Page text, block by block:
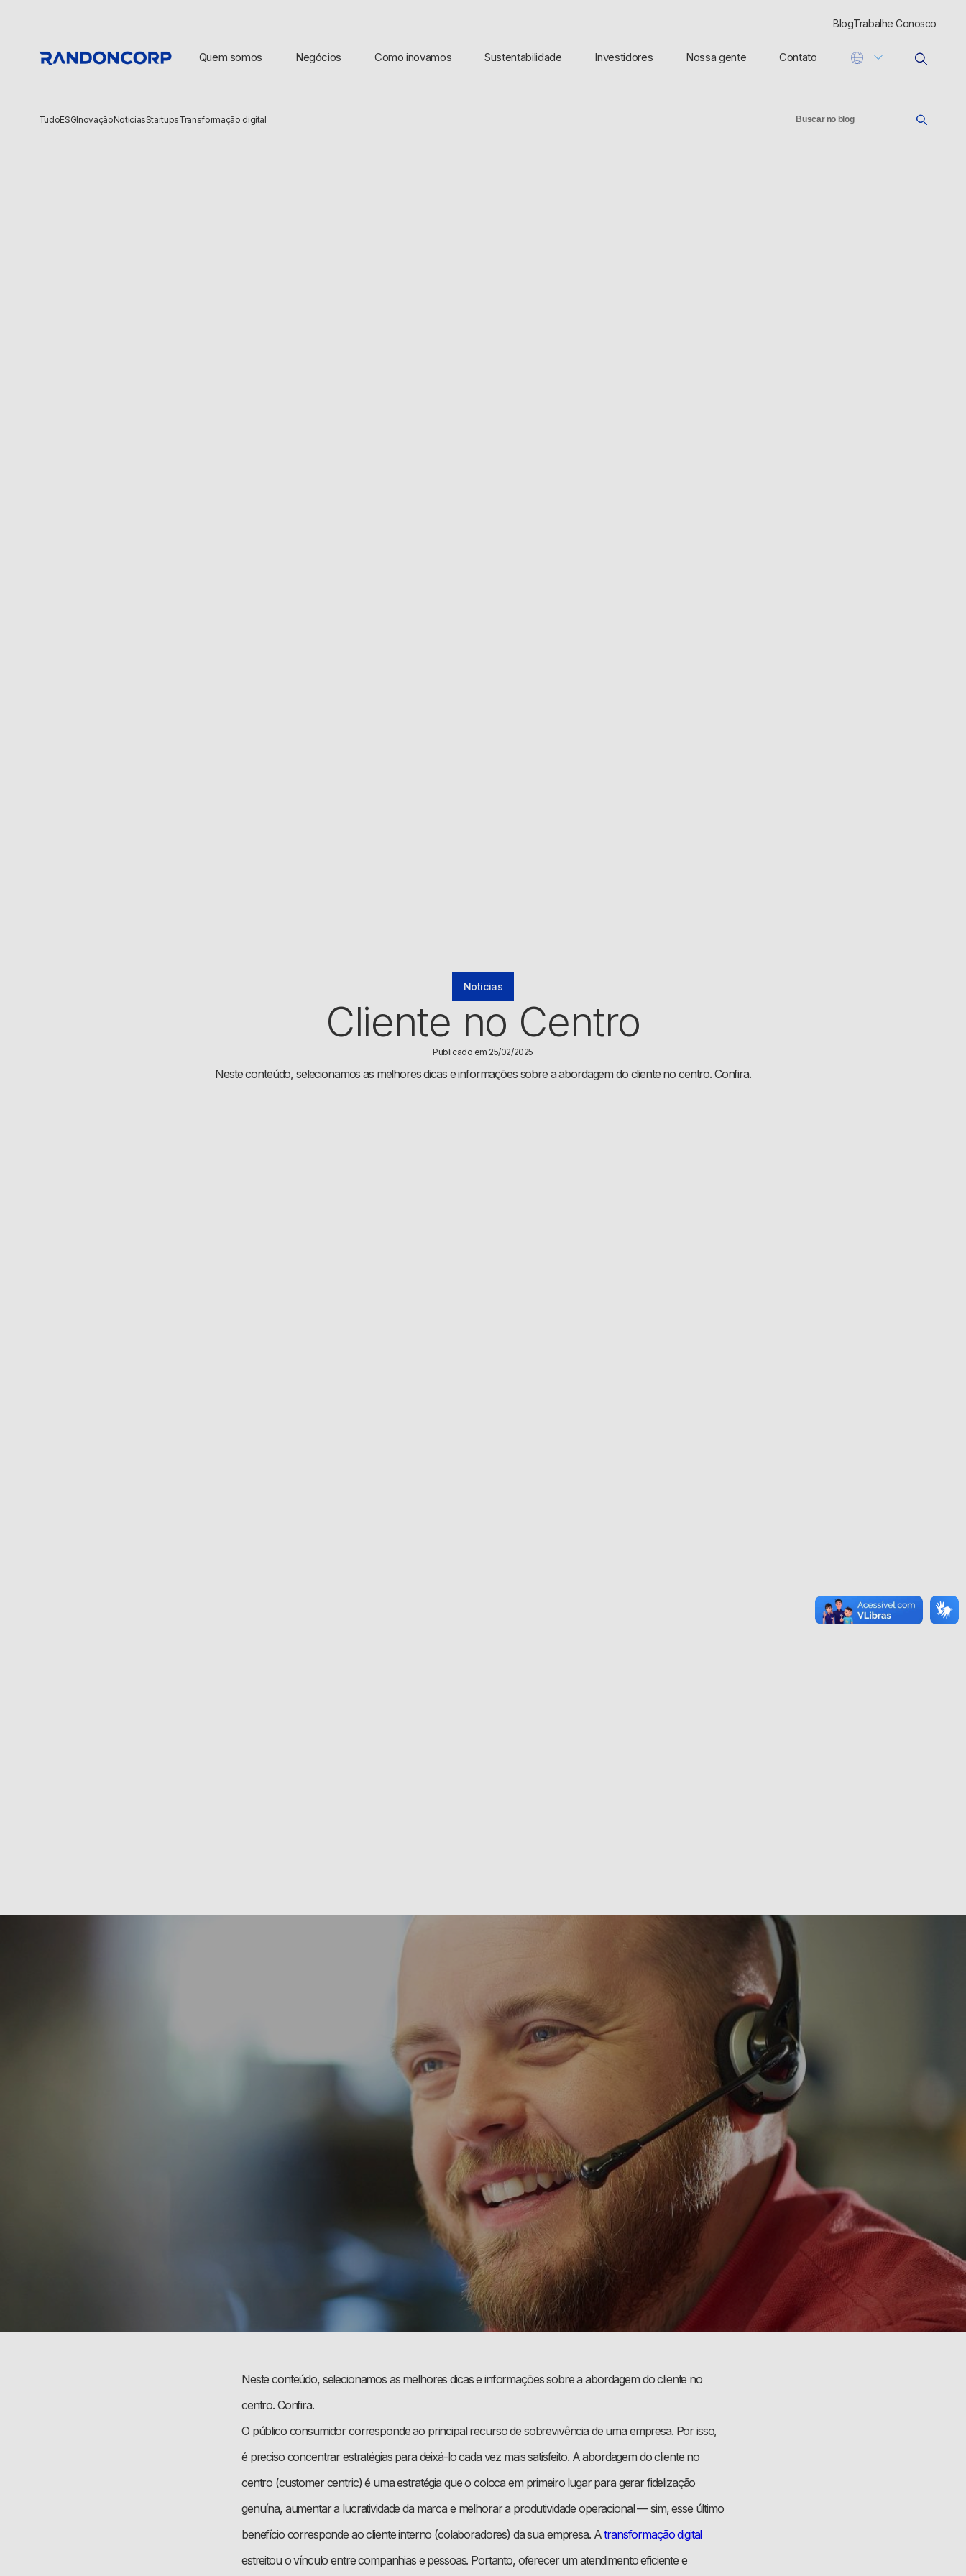
BlogTrabalhe Conosco
Quem somos Negócios Como inovamos Sustentabilidade Investidores Nossa gente Contato
TudoESGInovaçãoNoticiasStartupsTransformação digital
Noticias
Cliente no Centro
Publicado em 25/02/2025
Neste conteúdo, selecionamos as melhores dicas e informações sobre a abordagem do cliente no centro. Confira.
Neste conteúdo, selecionamos as melhores dicas e informações sobre a abordagem do cliente no
centro. Confira.
O público consumidor corresponde ao principal recurso de sobrevivência de uma empresa. Por isso,
é preciso concentrar estratégias para deixá-lo cada vez mais satisfeito. A abordagem do cliente no
centro (customer centric) é uma estratégia que o coloca em primeiro lugar para gerar fidelização
genuína, aumentar a lucratividade da marca e melhorar a produtividade operacional — sim, esse último
benefício corresponde ao cliente interno (colaboradores) da sua empresa. Atransformação digital
estreitou o vínculo entre companhias e pessoas. Portanto, oferecer um atendimento eficiente e